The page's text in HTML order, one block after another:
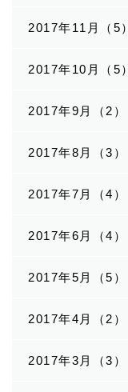
2017年11月（5）
2017年10月（5）
2017年9月（2）
2017年8月（3）
2017年7月（4）
2017年6月（4）
2017年5月（5）
2017年4月（2）
2017年3月（3）